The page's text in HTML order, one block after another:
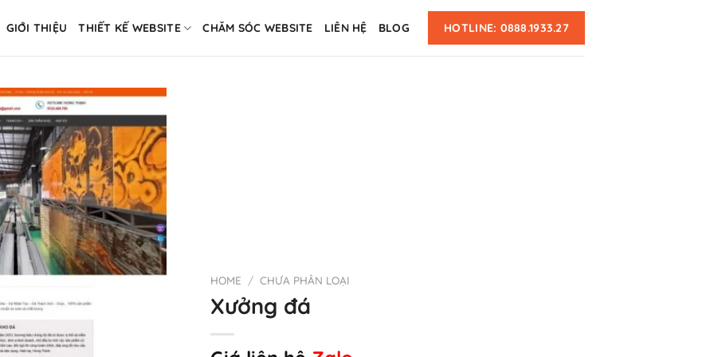
GIỚI THIỆU THIẾT KẾ WEBSITE CHĂM SÓC WEBSITE LIÊN HỆ BLOG HOTLINE: 0888.1933.27
HOME / CHƯA PHÂN LOẠI
Xưởng đá